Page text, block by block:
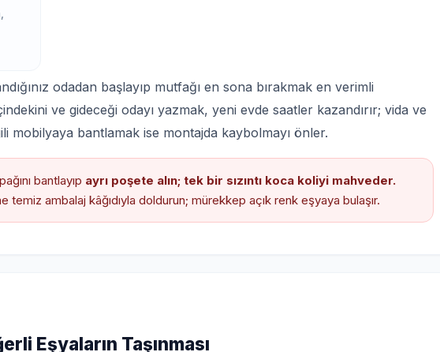
odadan başlayıp mutfağı en sona bırakmak en verimli
ve gideceği odayı yazmak, yeni evde saatler kazandırır; vida ve
mobilyaya bantlamak ise montajda kaybolmayı önler.
bantlayıp ayrı poşete alın; tek bir sızıntı koca koliyi mahveder.
temiz ambalaj kâğıdıyla doldurun; mürekkep açık renk eşyaya bulaşır.
Eşyaların Taşınması